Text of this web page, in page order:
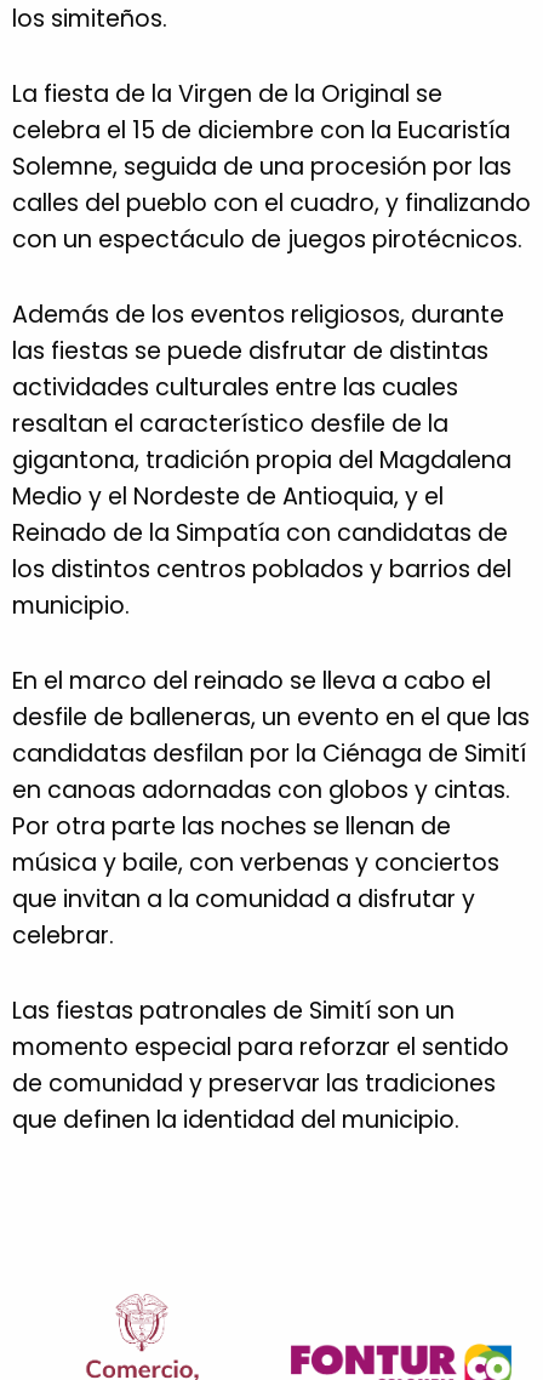
los simiteños.
La fiesta de la Virgen de la Original se
celebra el 15 de diciembre con la Eucaristía
Solemne, seguida de una procesión por las
calles del pueblo con el cuadro, y finalizando
con un espectáculo de juegos pirotécnicos.
Además de los eventos religiosos, durante
las fiestas se puede disfrutar de distintas
actividades culturales entre las cuales
resaltan el característico desfile de la
gigantona, tradición propia del Magdalena
Medio y el Nordeste de Antioquia, y el
Reinado de la Simpatía con candidatas de
los distintos centros poblados y barrios del
municipio.
En el marco del reinado se lleva a cabo el
desfile de balleneras, un evento en el que las
candidatas desfilan por la Ciénaga de Simití
en canoas adornadas con globos y cintas.
Por otra parte las noches se llenan de
música y baile, con verbenas y conciertos
que invitan a la comunidad a disfrutar y
celebrar.
Las fiestas patronales de Simití son un
momento especial para reforzar el sentido
de comunidad y preservar las tradiciones
que definen la identidad del municipio.